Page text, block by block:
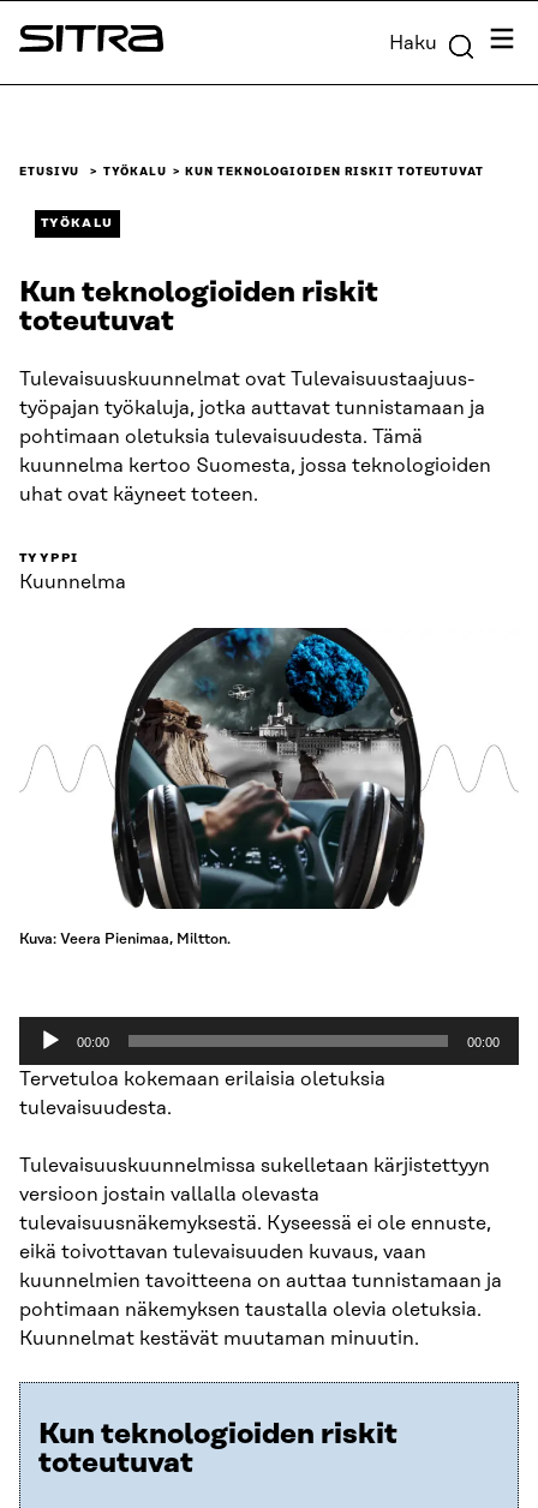
Siirry
suoraan
Sitra Haku
ETUSIVU TYÖKALU KUN TEKNOLOGIOIDEN RISKIT TOTEUTUVAT
TYÖKALU
Kun teknologioiden riskit
toteutuvat
Tulevaisuuskuunnelmat ovat Tulevaisuustaajuus-
työpajan työkaluja, jotka auttavat tunnistamaan ja
pohtimaan oletuksia tulevaisuudesta. Tämä
kuunnelma kertoo Suomesta, jossa teknologioiden
uhat ovat käyneet toteen.
TYYPPI
Kuunnelma
Kuva: Veera Pienimaa, Miltton.
Äänitoistin
00:00 00:00
Tervetuloa kokemaan erilaisia oletuksia
tulevaisuudesta.
Tulevaisuuskuunnelmissa sukelletaan kärjistettyyn
versioon jostain vallalla olevasta
tulevaisuusnäkemyksestä. Kyseessä ei ole ennuste,
eikä toivottavan tulevaisuuden kuvaus, vaan
kuunnelmien tavoitteena on auttaa tunnistamaan ja
pohtimaan näkemyksen taustalla olevia oletuksia.
Kuunnelmat kestävät muutaman minuutin.
Kun teknologioiden riskit
toteutuvat